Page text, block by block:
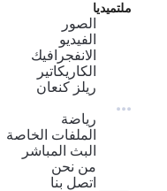
ملتميديا
الصور
الفيديو
الانفجرافيك
الكاريكاتير
ريلز كنعان
رياضة
الملفات الخاصة
البث المباشر
من نحن
اتصل بنا